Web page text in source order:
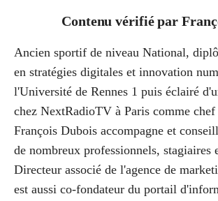
Contenu vérifié par
Ancien sportif de niveau National,
en stratégies digitales et innovation
l'Université de Rennes 1 puis éclairé
chez NextRadioTV à Paris comme
François Dubois accompagne et
de nombreux professionnels, stagiaires
Directeur associé de l'agence de
est aussi co-fondateur du portail